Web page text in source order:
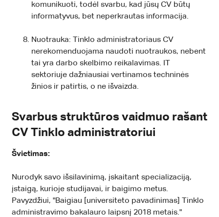
komunikuoti, todėl svarbu, kad jūsų CV būtų
informatyvus, bet neperkrautas informacija.
Nuotrauka: Tinklo administratoriaus CV
nerekomenduojama naudoti nuotraukos, nebent
tai yra darbo skelbimo reikalavimas. IT
sektoriuje dažniausiai vertinamos techninės
žinios ir patirtis, o ne išvaizda.
Svarbus struktūros vaidmuo rašant
CV Tinklo administratoriui
Švietimas:
Nurodyk savo išsilavinimą, įskaitant specializaciją,
įstaigą, kurioje studijavai, ir baigimo metus.
Pavyzdžiui, "Baigiau [universiteto pavadinimas] Tinklo
administravimo bakalauro laipsnį 2018 metais."